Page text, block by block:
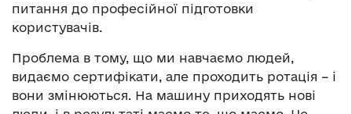
питання до професійної підготовки
користувачів.
Проблема в тому, що ми навчаємо людей,
видаємо сертифікати, але проходить ротація – і
вони змінюються. На машину приходять нові